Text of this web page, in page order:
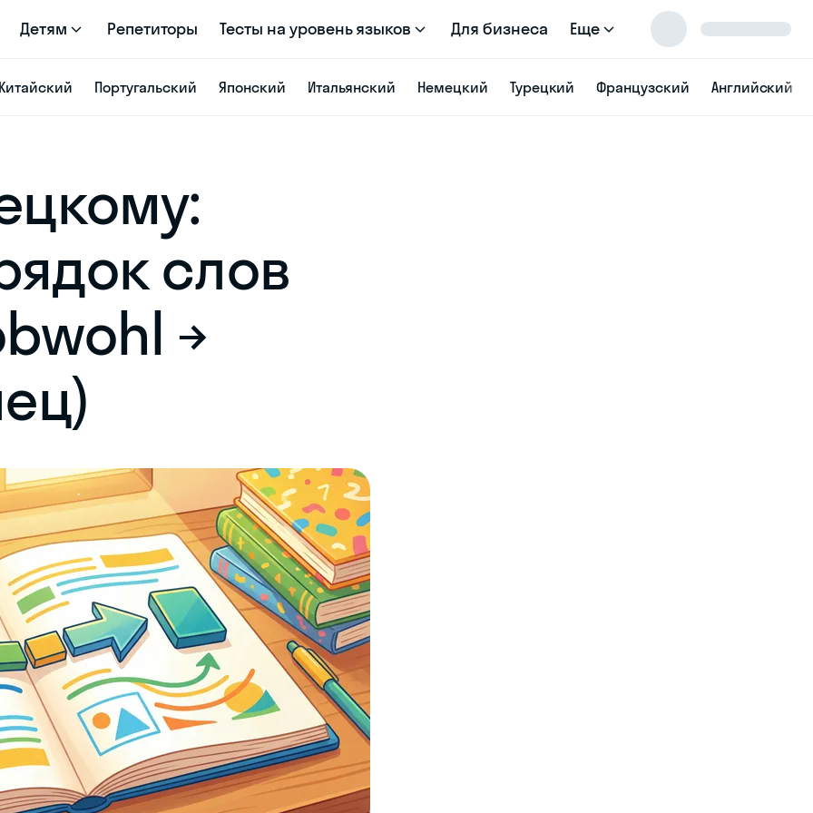
Детям Репетиторы Тесты на уровень языков Для бизнеса Еще
Португальский Японский Итальянский Немецкий Турецкий Французский Английский
слов
→